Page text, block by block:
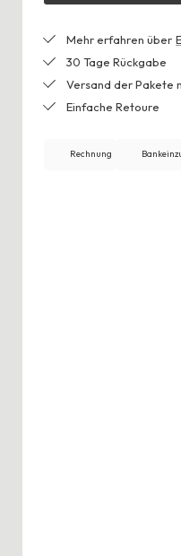
Mehr erfahren über
30 Tage Rückgabe
Versand der Pakete
Einfache Retoure
Rechnung